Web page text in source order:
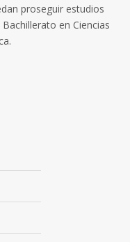
proseguir estudios
en Ciencias